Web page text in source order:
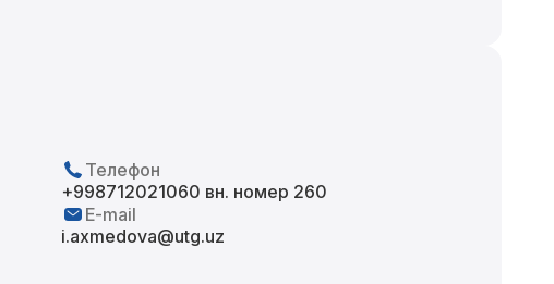
Телефон
+998712021060 вн. номер 260
E-mail
i.axmedova@utg.uz